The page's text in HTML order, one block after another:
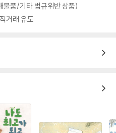
물품/기타 법규위반 상품)
거래 유도